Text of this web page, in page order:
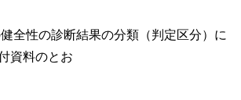
全性の診断結果の分類（判定区分）に
資料のとお